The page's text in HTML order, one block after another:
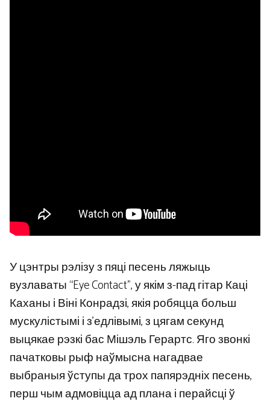
У цэнтры рэлізу з пяці песень ляжыць
вузлаваты “Eye Contact”, у якім з-пад гітар Каці
Каханы і Віні Конрадзі, якія робяцца больш
мускулістымі і з’едлівымі, з цягам секунд
выцякае рэзкі бас Мішэль Герартс. Яго звонкі
пачатковы рыф наўмысна нагадвае
выбраныя ўступы да трох папярэдніх песень,
перш чым адмовіцца ад плана і перайсці ў